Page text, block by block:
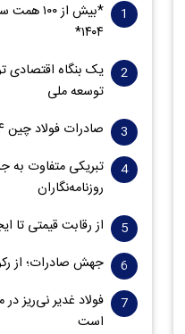
*بیش از
۱۴۰۴*
یک بنگاه اقتصادی
توسعه ملی
صادرات فولاد چین ۴.۴ درصد کاهش یافت
تبریکی متفاوت به
روزنامه‌نگاران
از رقابت قیمتی تا
جهش صادرات؛ از
فولاد غدیر نی‌ریز
است